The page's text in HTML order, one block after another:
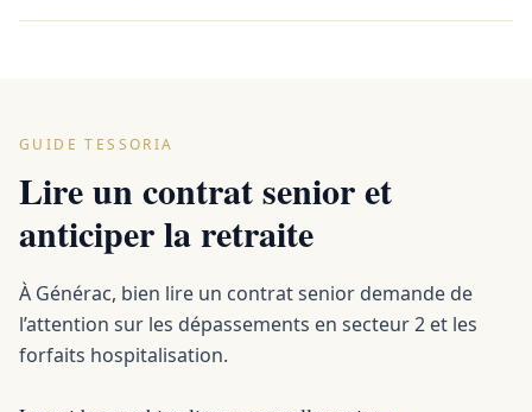
GUIDE TESSORIA
Lire un contrat senior et
anticiper la retraite
À Générac, bien lire un contrat senior demande de
l’attention sur les dépassements en secteur 2 et les
forfaits hospitalisation.